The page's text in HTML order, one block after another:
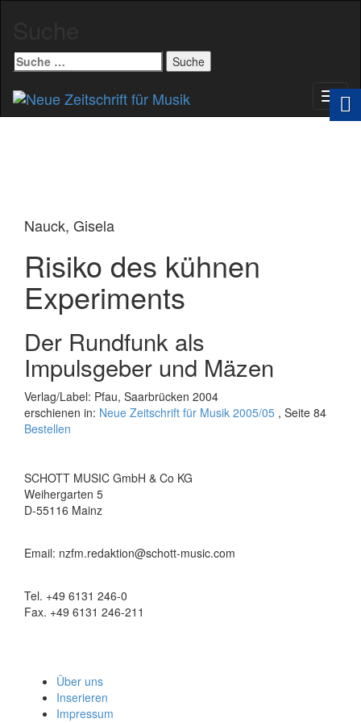
Suche
nach:
Nauck, Gisela
Risiko des kühnen
Experiments
Der Rundfunk als
Impulsgeber und Mäzen
Verlag/Label: Pfau, Saarbrücken 2004
erschienen in: Neue Zeitschrift für Musik 2005/05 , Seite 84
Bestellen
SCHOTT MUSIC GmbH & Co KG
Weihergarten 5
D-55116 Mainz
Email: nzfm.redaktion@schott-music.com
Tel. +49 6131 246-0
Fax. +49 6131 246-211
Über uns
Inserieren
Impressum